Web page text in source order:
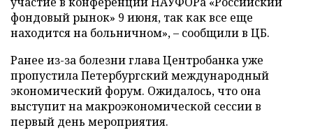
фондовый рынок» 9 июня, так как все еще
находится на больничном», – сообщили в ЦБ.
Ранее из-за болезни глава Центробанка уже
пропустила Петербургский международный
экономический форум. Ожидалось, что она
выступит на макроэкономической сессии в
первый день мероприятия.